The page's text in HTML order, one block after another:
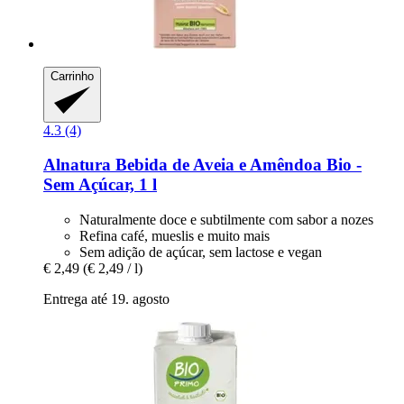
Carrinho
4.3 (4)
Alnatura Bebida de Aveia e Amêndoa Bio -​
Sem Açúcar, 1 l
Naturalmente doce e subtilmente com sabor a nozes
Refina café, mueslis e muito mais
Sem adição de açúcar, sem lactose e vegan
€ 2,49 (€ 2,49 / l)
Entrega até 19. agosto